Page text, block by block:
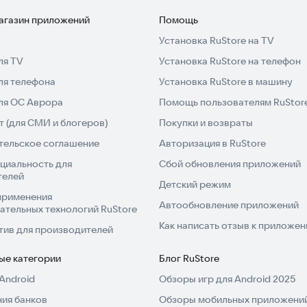
приложений
TV
телефона
ОС Аврора
(для СМИ и блогеров)
соглашение
для
технологий RuStore
для производителей
Помощь
Установка RuStore на TV
Установка RuStore на телефон
Установка RuStore в машину
Помощь пользователям
Покупки и возвраты
Авторизация в RuStore
Сбой обновления приложений
Детский режим
Автообновление приложений
Как написать отзыв к
категории
банков
Блог RuStore
Обзоры игр для Android 2025
Обзоры мобильных